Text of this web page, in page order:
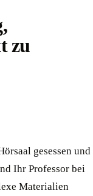
zu
gesessen und
Ihr Professor bei
Materialien